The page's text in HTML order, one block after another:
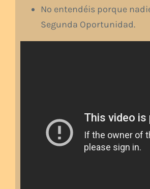
No entendéis porque
Segunda Oportunidad.